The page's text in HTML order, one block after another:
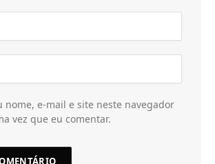
nome, e-mail e site neste navegador
vez que eu comentar.